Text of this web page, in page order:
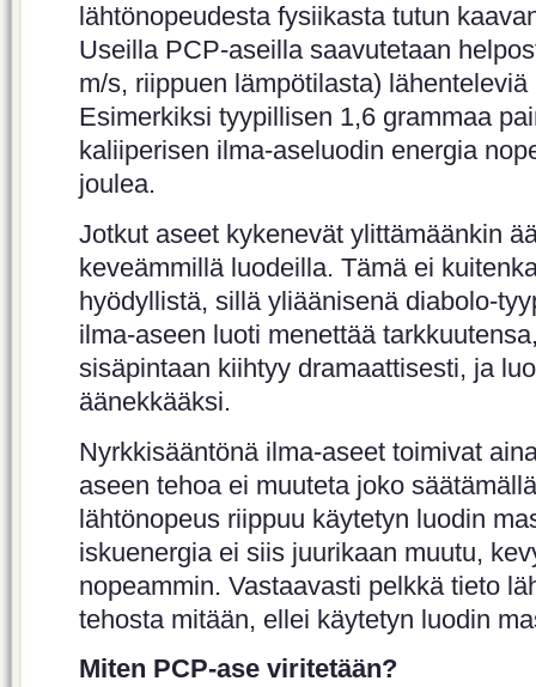
lähtönopeudesta fysiikasta tutun
Useilla PCP-aseilla saavutetaan
m/s, riippuen lämpötilasta)
Esimerkiksi tyypillisen 1,6 grammaa
kaliiperisen ilma-aseluodin energia
joulea.
Jotkut aseet kykenevät ylittämäänkin
keveämmillä luodeilla. Tämä ei
hyödyllistä, sillä yliäänisenä diabolo-
ilma-aseen luoti menettää
sisäpintaan kiihtyy dramaattisesti, ja
äänekkääksi.
Nyrkkisääntönä ilma-aseet toimivat
aseen tehoa ei muuteta joko
lähtönopeus riippuu käytetyn luodin
iskuenergia ei siis juurikaan muutu,
nopeammin. Vastaavasti pelkkä tieto
tehosta mitään, ellei käytetyn luodin
Miten PCP-ase viritetään?